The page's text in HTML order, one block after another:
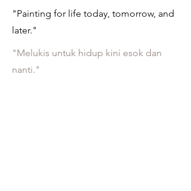
"Painting for life today, tomorrow, and
later."
"Melukis untuk hidup kini esok dan
nanti."